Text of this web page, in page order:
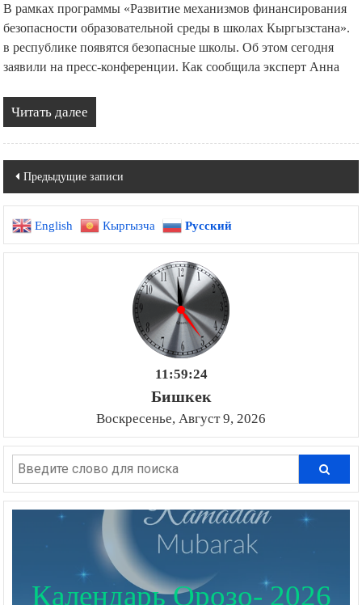
В рамках программы «Развитие механизмов финансирования
безопасности образовательной среды в школах Кыргызстана».
в республике появятся безопасные школы. Об этом сегодня
заявили на пресс-конференции. Как сообщила эксперт Анна
Читать далее
Навигация
по
записям
Предыдущие записи
English Кыргызча Русский
11:59:25
Бишкек
Воскресенье, Август 9, 2026
Календарь Орозо- 2026